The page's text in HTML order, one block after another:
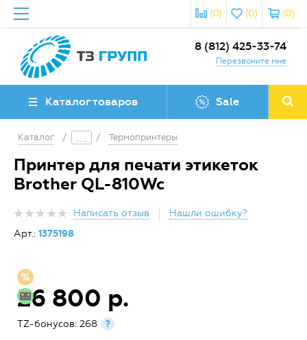
(0)
(0)
(0)
8 (812) 425-33-74
Перезвоните мне
Каталог товаров Sale
Каталог / / Термопринтеры
Принтер для печати этикеток
Brother QL-810Wc
Написать отзыв
Нашли ошибку?
Арт.: 1375198
26 800 р.
TZ-бонусов: 268 ?